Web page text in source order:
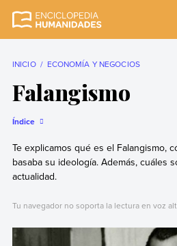
completa y más
INICIO ECONOMÍA Y NEGOCIOS
Falangismo
Índice
Te explicamos qué es el Falangismo,
basaba su ideología. Además, cuáles
actualidad.
Tu navegador no soporta la lectura en voz